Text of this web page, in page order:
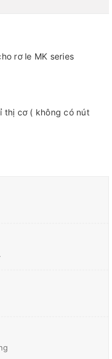
rơ le MK series
thị cơ ( không có nút